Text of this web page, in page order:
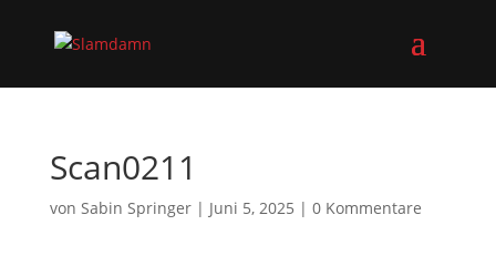
Scan0211
von Sabin Springer| Juni 5, 2025 | 0 Kommentare